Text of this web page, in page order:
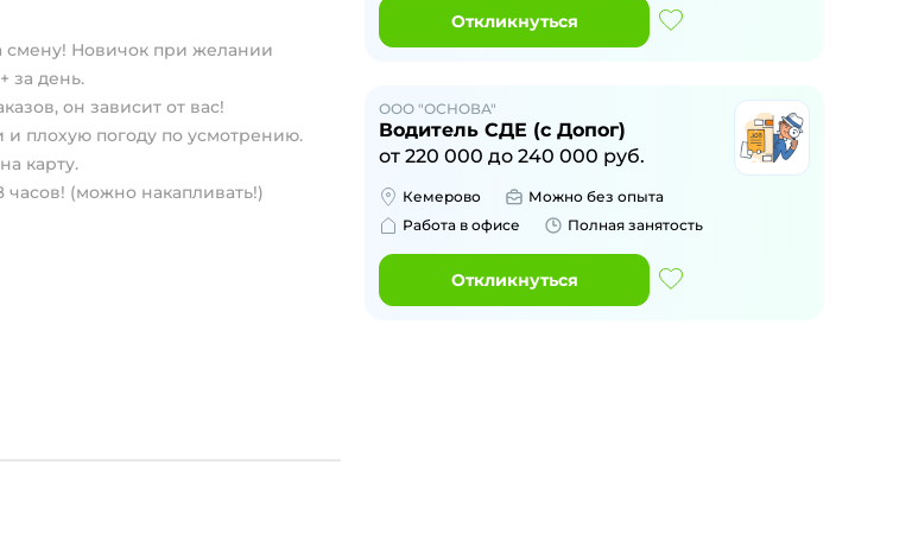
смену! Новичок при желании
за день.
он зависит от вас!
плохую погоду по усмотрению.
карту.
(можно накапливать!)
Откликнуться
ООО "ОСНОВА"
Водитель СДЕ (с Допог)
от 220 000 до 240 000 руб.
Кемерово
Можно без опыта
Работа в офисе
Полная занятость
Откликнуться